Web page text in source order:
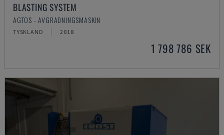
BLASTING SYSTEM
AGTOS - AVGRADNINGSMASKIN
TYSKLAND 2018
1 798 786 SEK